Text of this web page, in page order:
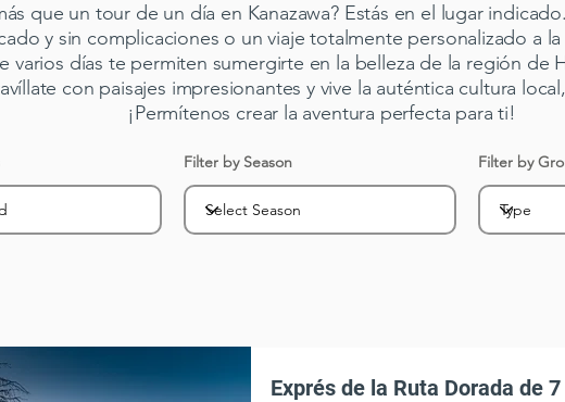
que un tour de un día en Kanazawa? Estás en el lugar
y sin complicaciones o un viaje totalmente personalizado a
varios días te permiten sumergirte en la belleza de la región de
con paisajes impresionantes y vive la auténtica cultura
¡Permítenos crear la aventura perfecta para ti!
Filter by Season Filter by
Exprés de la Ruta Dorada de